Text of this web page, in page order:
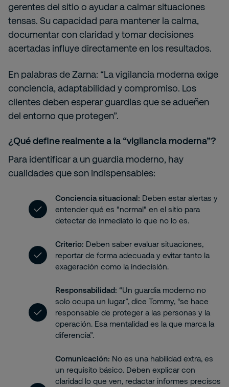
gerentes del sitio o ayudar a calmar situaciones
tensas. Su capacidad para mantener la calma,
documentar con claridad y tomar decisiones
acertadas influye directamente en los resultados.
En palabras de Zarna: “La vigilancia moderna exige
conciencia, adaptabilidad y compromiso. Los
clientes deben esperar guardias que se adueñen
del entorno que protegen”.
¿Qué define realmente a la “vigilancia moderna”?
Para identificar a un guardia moderno, hay
cualidades que son indispensables:
Conciencia situacional: Deben estar alertas y
entender qué es "normal" en el sitio para
detectar de inmediato lo que no lo es.
Criterio: Deben saber evaluar situaciones,
reportar de forma adecuada y evitar tanto la
exageración como la indecisión.
Responsabilidad: “Un guardia moderno no
solo ocupa un lugar”, dice Tommy, “se hace
responsable de proteger a las personas y la
operación. Esa mentalidad es la que marca la
diferencia”.
Comunicación: No es una habilidad extra, es
un requisito básico. Deben explicar con
claridad lo que ven, redactar informes precisos